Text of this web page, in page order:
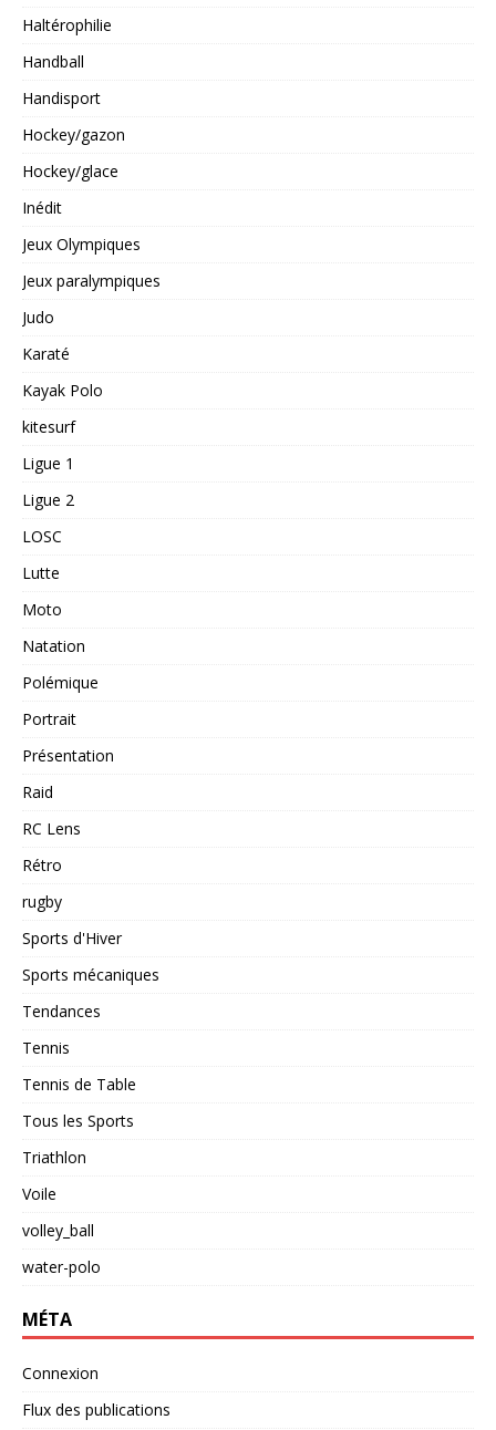
Haltérophilie
Handball
Handisport
Hockey/gazon
Hockey/glace
Inédit
Jeux Olympiques
Jeux paralympiques
Judo
Karaté
Kayak Polo
kitesurf
Ligue 1
Ligue 2
LOSC
Lutte
Moto
Natation
Polémique
Portrait
Présentation
Raid
RC Lens
Rétro
rugby
Sports d'Hiver
Sports mécaniques
Tendances
Tennis
Tennis de Table
Tous les Sports
Triathlon
Voile
volley_ball
water-polo
MÉTA
Connexion
Flux des publications